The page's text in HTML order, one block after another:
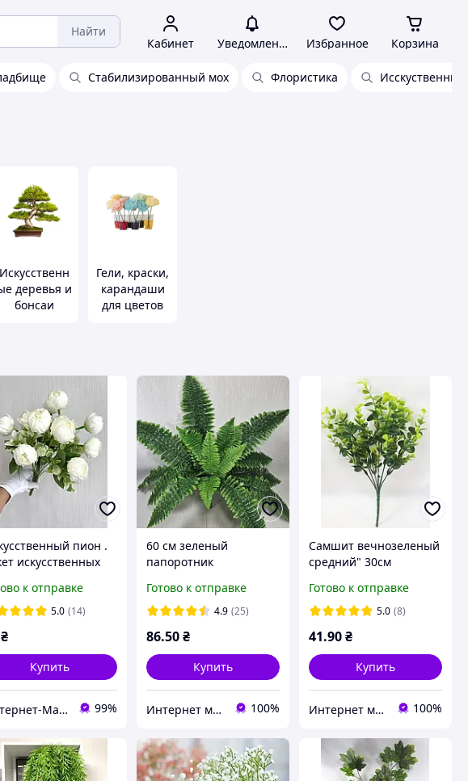
Найти
Кабинет Уведомления Избранное Корзина
Стабилизированный мох Флористика
Искусственн
деревья и
бонсаи
Гели, краски,
карандаши
для цветов
пион .
искусственных
к отправке
5.0 (14)
₴
Купить
Интернет-Магазин искусственных цветов Kvitochky 99%
60 см зеленый
папоротник
искусственный,16
листьев
Готово к отправке
4.9 (25)
86.50 ₴
Купить
Интернет магазин- Фантастический букет 100%
Самшит вечнозеленый
средний" 30см
декоративной зелени
Готово к отправке
5.0 (8)
41.90₴
Купить
Интернет магазин- Фантастический букет 100%